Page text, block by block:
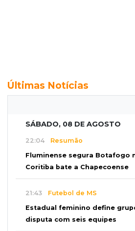
Últimas Notícias
SÁBADO, 08 DE AGOSTO
22:04 Resumão
Fluminense segura Botafogo
Coritiba bate a Chapecoense
21:43 Futebol de MS
Estadual feminino define
disputa com seis equipes